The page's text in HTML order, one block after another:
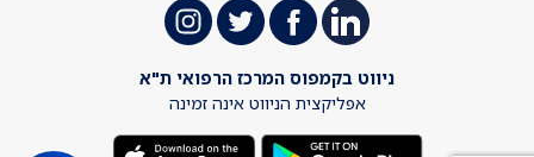
ניווט בקמפוס המרכז הרפואי ת"א
אפליקצית הניווט אינה זמינה